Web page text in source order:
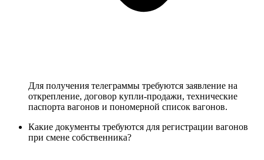
Для получения телеграммы требуются заявление на
открепление, договор купли-продажи, технические
паспорта вагонов и пономерной список вагонов.
Какие документы требуются для регистрации вагонов
при смене собственника?